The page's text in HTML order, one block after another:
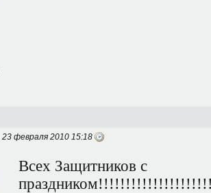
23 февраля 2010 15:18
Всех Защитников с